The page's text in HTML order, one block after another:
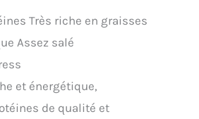
Très riche en graisses
Assez salé
et énergétique,
de qualité et